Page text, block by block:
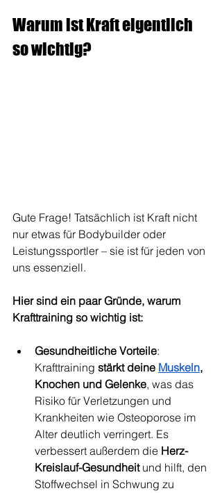
Warum ist Kraft eigentlich
so wichtig?
Gute Frage! Tatsächlich ist Kraft nicht
nur etwas für Bodybuilder oder
Leistungssportler – sie ist für jeden von
uns essenziell.
Hier sind ein paar Gründe, warum
Krafttraining so wichtig ist:
Gesundheitliche Vorteile:
Krafttraining stärkt deine Muskeln,
Knochen und Gelenke, was das
Risiko für Verletzungen und
Krankheiten wie Osteoporose im
Alter deutlich verringert. Es
verbessert außerdem die Herz-
Kreislauf-Gesundheit und hilft, den
Stoffwechsel in Schwung zu